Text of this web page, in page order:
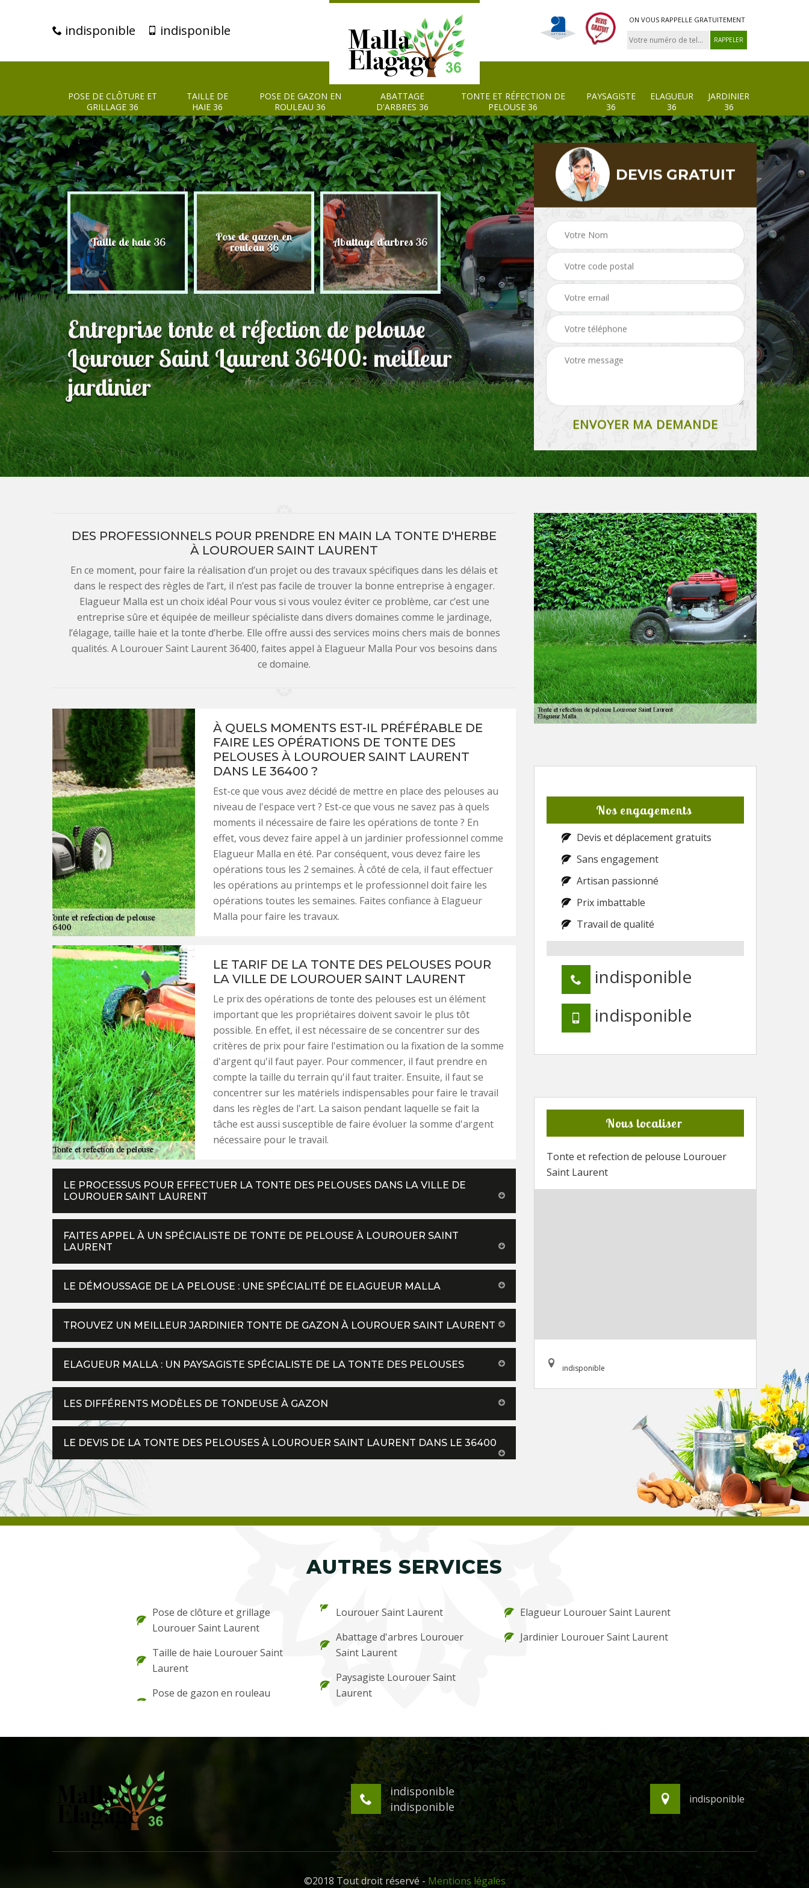
indisponible indisponible
ON VOUS RAPPELLE GRATUITEMENT
POSE DE CLÔTURE ET
GRILLAGE 36
TAILLE DE
HAIE 36
POSE DE GAZON EN
ROULEAU 36
ABATTAGE
D'ARBRES 36
TONTE ET RÉFECTION DE
PELOUSE 36
PAYSAGISTE
36
ELAGUEUR
36
JARDINIER
36
et
36 Taille de haie 36 Pose de gazon en
rouleau 36 Abattage d'arbres 36 Tonte et réfection de
pelouse 36 Paysagiste 36 Elagueur 36
Entreprise tonte et réfection de pelouse
Lourouer Saint Laurent 36400: meilleur
jardinier
DEVIS GRATUIT
DES PROFESSIONNELS POUR PRENDRE EN MAIN LA TONTE D'HERBE
À LOUROUER SAINT LAURENT
En ce moment, pour faire la réalisation d’un projet ou des travaux spécifiques dans les délais et
dans le respect des règles de l’art, il n’est pas facile de trouver la bonne entreprise à engager.
Elagueur Malla est un choix idéal Pour vous si vous voulez éviter ce problème, car c’est une
entreprise sûre et équipée de meilleur spécialiste dans divers domaines comme le jardinage,
l’élagage, taille haie et la tonte d’herbe. Elle offre aussi des services moins chers mais de bonnes
qualités. A Lourouer Saint Laurent 36400, faites appel à Elagueur Malla Pour vos besoins dans
ce domaine.
À QUELS MOMENTS EST-IL PRÉFÉRABLE DE
FAIRE LES OPÉRATIONS DE TONTE DES
PELOUSES À LOUROUER SAINT LAURENT
DANS LE 36400 ?
Est-ce que vous avez décidé de mettre en place des pelouses au
niveau de l'espace vert ? Est-ce que vous ne savez pas à quels
moments il nécessaire de faire les opérations de tonte ? En
effet, vous devez faire appel à un jardinier professionnel comme
Elagueur Malla en été. Par conséquent, vous devez faire les
opérations tous les 2 semaines. À côté de cela, il faut effectuer
les opérations au printemps et le professionnel doit faire les
opérations toutes les semaines. Faites confiance à Elagueur
Malla pour faire les travaux.
LE TARIF DE LA TONTE DES PELOUSES POUR
LA VILLE DE LOUROUER SAINT LAURENT
Le prix des opérations de tonte des pelouses est un élément
important que les propriétaires doivent savoir le plus tôt
possible. En effet, il est nécessaire de se concentrer sur des
critères de prix pour faire l'estimation ou la fixation de la somme
d'argent qu'il faut payer. Pour commencer, il faut prendre en
compte la taille du terrain qu'il faut traiter. Ensuite, il faut se
concentrer sur les matériels indispensables pour faire le travail
dans les règles de l'art. La saison pendant laquelle se fait la
tâche est aussi susceptible de faire évoluer la somme d'argent
nécessaire pour le travail.
LE PROCESSUS POUR EFFECTUER LA TONTE DES PELOUSES DANS LA VILLE DE
LOUROUER SAINT LAURENT
FAITES APPEL À UN SPÉCIALISTE DE TONTE DE PELOUSE À LOUROUER SAINT
LAURENT
LE DÉMOUSSAGE DE LA PELOUSE : UNE SPÉCIALITÉ DE ELAGUEUR MALLA
TROUVEZ UN MEILLEUR JARDINIER TONTE DE GAZON À LOUROUER SAINT LAURENT
ELAGUEUR MALLA : UN PAYSAGISTE SPÉCIALISTE DE LA TONTE DES PELOUSES
LES DIFFÉRENTS MODÈLES DE TONDEUSE À GAZON
LE DEVIS DE LA TONTE DES PELOUSES À LOUROUER SAINT LAURENT DANS LE 36400
Nos engagements
Devis et déplacement gratuits
Sans engagement
Artisan passionné
Prix imbattable
Travail de qualité
indisponible
indisponible
Nous localiser
Tonte et refection de pelouse Lourouer
Saint Laurent
indisponible
AUTRES SERVICES
Pose de clôture et grillage
Lourouer Saint Laurent
Taille de haie Lourouer Saint
Laurent
Pose de gazon en rouleau
Lourouer Saint Laurent
Abattage d'arbres Lourouer
Saint Laurent
Paysagiste Lourouer Saint
Laurent
Elagueur Lourouer Saint Laurent
Jardinier Lourouer Saint Laurent
indisponible
indisponible
indisponible
©2018 Tout droit réservé - Mentions légales